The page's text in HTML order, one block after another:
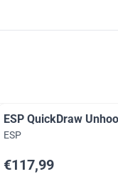
ESP QuickDraw
Merk:
ESP
Prijs: 117,99
€117,99